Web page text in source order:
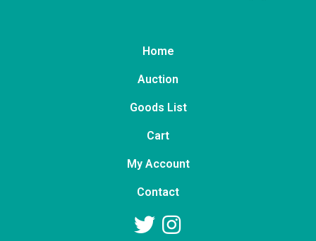
Home
Auction
Goods List
Cart
My Account
Contact